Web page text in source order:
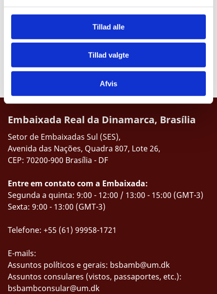
Tillad alle
Tillad valgte
Afvis
A experiência da Dinamarca na transição para uma
economia mais verde é muito valorizada, tanto no que
diz respeito às leis quanto às técnicas utilizadas. A
troca de experiências com os parceiros brasileiros traz
ideias e informações importantes não só para a
transição energética do Brasil, mas também para a
transição global.
Embaixada Real da Dinamarca, Brasília
Setor de Embaixadas Sul (SES),
Avenida das Nações, Quadra 807, Lote 26,
CEP: 70200-900 Brasília - DF
Entre em contato com a Embaixada:
Segunda a quinta: 9:00 - 12:00 / 13:00 - 15:00 (GMT-3)
Sexta: 9:00 - 13:00 (GMT-3)
Telefone: +55 (61) 99958-1721
E-mails:
Assuntos políticos e gerais: bsbamb@um.dk
Assuntos consulares (vistos, passaportes, etc.):
bsbambconsular@um.dk